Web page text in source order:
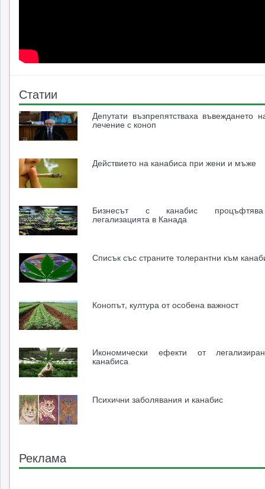
Статии
Депутати възпрепятстваха въвеждането
лечение с коноп
Действието на канабиса при жени и мъже
Бизнесът с канабис
легализацията в Канада
Списък със страните толерантни към
Конопът, култура от особена важност
Икономически ефекти от
канабиса
Психични заболявания и канабис
Реклама